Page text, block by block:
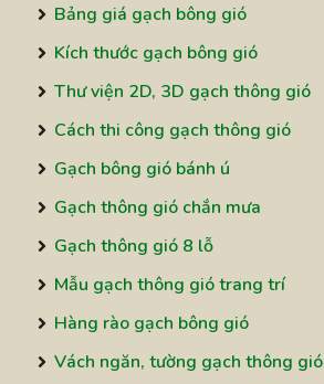
Bảng giá gạch bông gió
Kích thước gạch bông gió
Thư viện 2D, 3D gạch thông gió
Cách thi công gạch thông gió
Gạch bông gió bánh ú
Gạch thông gió chắn mưa
Gạch thông gió 8 lỗ
Mẫu gạch thông gió trang trí
Hàng rào gạch bông gió
Vách ngăn, tường gạch thông gió